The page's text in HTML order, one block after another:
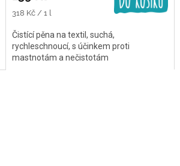
Měrná
318 Kč / 1 l
Čistící pěna na textil, suchá,
rychleschnoucí, s účinkem proti
mastnotám a nečistotám